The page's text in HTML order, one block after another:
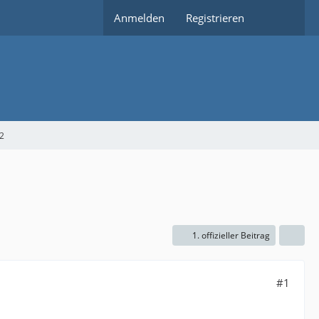
Anmelden Registrieren
1. offizieller Beitrag
#1